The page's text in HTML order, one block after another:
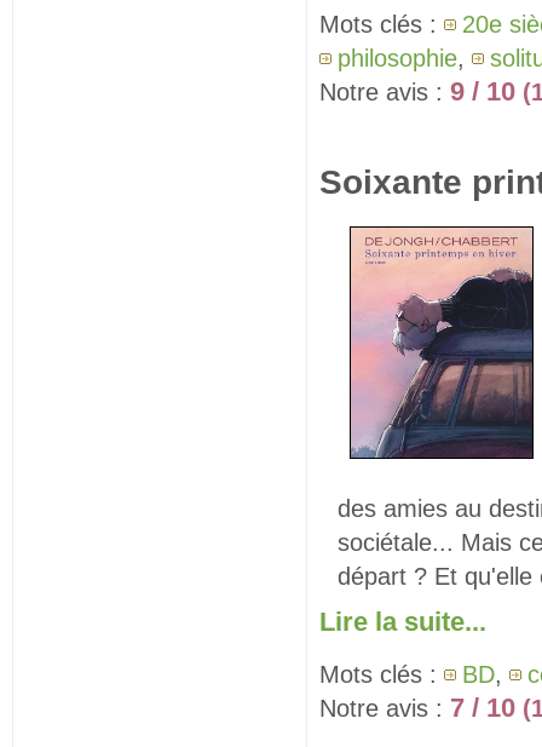
Mots clés :
20e
philosophie,
Notre avis : 9 / 10
Soixante
des amies au
sociétale... Mais
départ ? Et qu'elle
Lire la suite...
Mots clés : BD,
Notre avis : 7 / 10